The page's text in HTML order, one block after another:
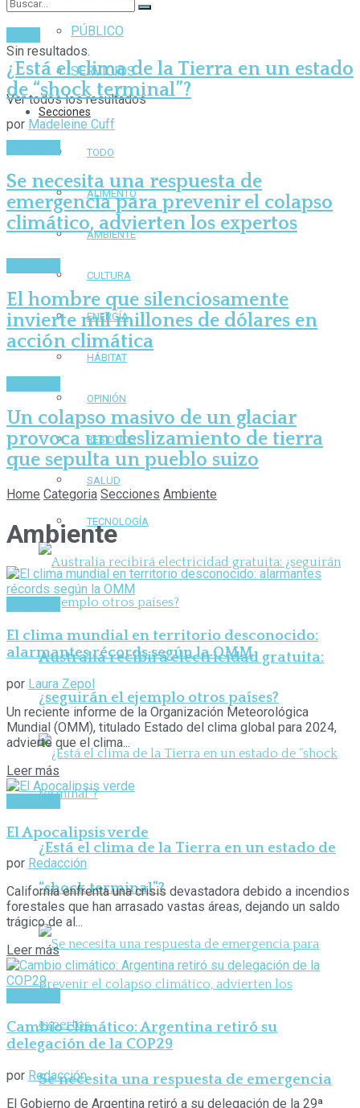
PÚBLICO
SERVICIOS
Secciones
TODO
ALIMENTO
AMBIENTE
CULTURA
ENERGÍA
HÁBITAT
OPINIÓN
RESIDUOS
SALUD
TECNOLOGÍA
Australia recibirá electricidad gratuita:
¿seguirán el ejemplo otros países?
¿Está el clima de la Tierra en un estado de
“shock terminal”?
Se necesita una respuesta de emergencia
Sin resultados.
Ver todos los resultados
¿Está el clima de la Tierra en un estado
de “shock terminal”?
por Madeleine Cuff
Se necesita una respuesta de
emergencia para prevenir el colapso
climático, advierten los expertos
El hombre que silenciosamente
invierte mil millones de dólares en
acción climática
Un colapso masivo de un glaciar
provoca un deslizamiento de tierra
que sepulta un pueblo suizo
Home Categoria Secciones Ambiente
Ambiente
El clima mundial en territorio desconocido:
alarmantes récords según la OMM
por Laura Zepol
Un reciente informe de la Organización Meteorológica
Mundial (OMM), titulado Estado del clima global para 2024,
advierte que el clima...
Leer más
El Apocalipsis verde
por Redacción
California enfrenta una crisis devastadora debido a incendios
forestales que han arrasado vastas áreas, dejando un saldo
trágico de al...
Leer más
Cambio climático: Argentina retiró su
delegación de la COP29
por Redacción
El Gobierno de Argentina retiró a su delegación de la 29ª